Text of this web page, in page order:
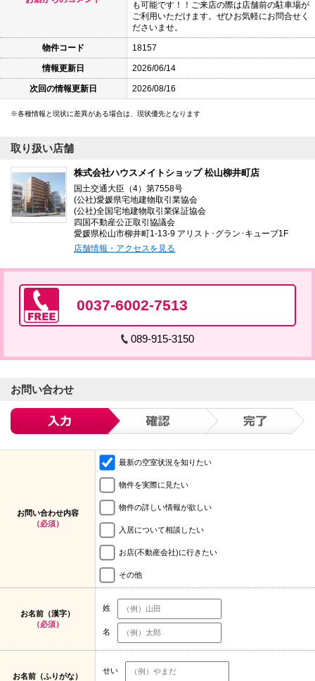
も可能です！！ご来店の際は店舗前の駐車場が
ご利用いただけます。ぜひお気軽にお問合せく
ださいませ。
物件コード 18157
情報更新日 2026/06/14
次回の情報更新日 2026/08/16
各種情報と現状に差異がある場合は、現状優先となります
取り扱い店舗
株式会社ハウスメイトショップ 松山柳井町店
国土交通大臣（4）第7558号
(公社)愛媛県宅地建物取引業協会
(公社)全国宅地建物取引業保証協会
四国不動産公正取引協議会
愛媛県松山市柳井町1-13-9 アリスト･グラン･キューブ1F
店舗情報・アクセスを見る
0037-6002-7513
089-915-3150
お問い合わせ
お問い合わせ内容
（必須）
最新の空室状況を知りたい
物件を実際に見たい
物件の詳しい情報が欲しい
入居について相談したい
お店(不動産会社)に行きたい
その他
お名前（漢字）
（必須）
姓
名
お名前（ふりがな）
せい